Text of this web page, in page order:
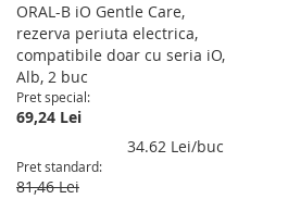
ORAL-B iO Gentle Care,
rezerva periuta electrica,
compatibile doar cu seria iO,
Alb, 2 buc
Pret special
69,24 Lei
34.62 Lei/buc
Pret standard
81,46 Lei